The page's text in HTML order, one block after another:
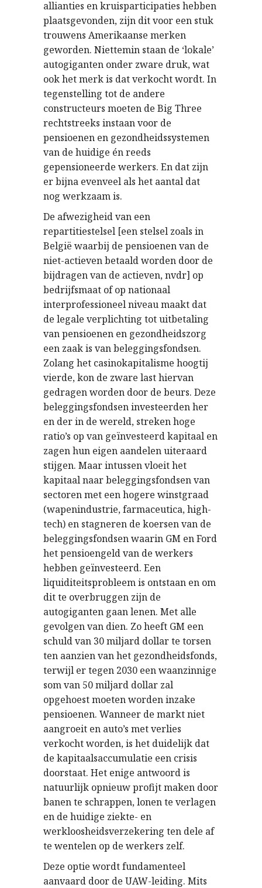
allianties en kruisparticipaties hebben
plaatsgevonden, zijn dit voor een stuk
trouwens Amerikaanse merken
geworden. Niettemin staan de ‘lokale’
autogiganten onder zware druk, wat
ook het merk is dat verkocht wordt. In
tegenstelling tot de andere
constructeurs moeten de Big Three
rechtstreeks instaan voor de
pensioenen en gezondheidssystemen
van de huidige én reeds
gepensioneerde werkers. En dat zijn
er bijna evenveel als het aantal dat
nog werkzaam is.
De afwezigheid van een
repartitiestelsel [een stelsel zoals in
België waarbij de pensioenen van de
niet-actieven betaald worden door de
bijdragen van de actieven, nvdr] op
bedrijfsmaat of op nationaal
interprofessioneel niveau maakt dat
de legale verplichting tot uitbetaling
van pensioenen en gezondheidszorg
een zaak is van beleggingsfondsen.
Zolang het casinokapitalisme hoogtij
vierde, kon de zware last hiervan
gedragen worden door de beurs. Deze
beleggingsfondsen investeerden her
en der in de wereld, streken hoge
ratio’s op van geïnvesteerd kapitaal en
zagen hun eigen aandelen uiteraard
stijgen. Maar intussen vloeit het
kapitaal naar beleggingsfondsen van
sectoren met een hogere winstgraad
(wapenindustrie, farmaceutica, high-
tech) en stagneren de koersen van de
beleggingsfondsen waarin GM en Ford
het pensioengeld van de werkers
hebben geïnvesteerd. Een
liquiditeitsprobleem is ontstaan en om
dit te overbruggen zijn de
autogiganten gaan lenen. Met alle
gevolgen van dien. Zo heeft GM een
schuld van 30 miljard dollar te torsen
ten aanzien van het gezondheidsfonds,
terwijl er tegen 2030 een waanzinnige
som van 50 miljard dollar zal
opgehoest moeten worden inzake
pensioenen. Wanneer de markt niet
aangroeit en auto’s met verlies
verkocht worden, is het duidelijk dat
de kapitaalsaccumulatie een crisis
doorstaat. Het enige antwoord is
natuurlijk opnieuw profijt maken door
banen te schrappen, lonen te verlagen
en de huidige ziekte- en
werkloosheidsverzekering ten dele af
te wentelen op de werkers zelf.
Deze optie wordt fundamenteel
aanvaard door de UAW-leiding. Mits